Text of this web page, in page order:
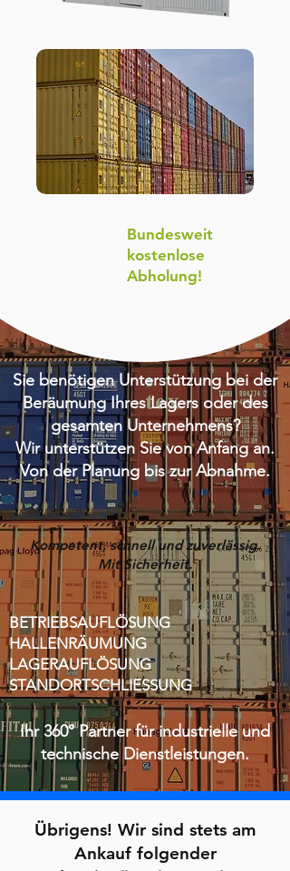
Bundesweit
kostenlose
Abholung!
Sie benötigen Unterstützung bei der
Beräumung Ihres Lagers oder des
gesamten Unternehmens?
Wir unterstützen Sie von Anfang an.
Von der Planung bis zur Abnahme.
Kompetent, schnell und zuverlässig.
Mit Sicherheit.
BETRIEBSAUFLÖSUNG
HALLENRÄUMUNG
LAGERAUFLÖSUNG
STANDORTSCHLIESSUNG
Ihr 360° Partner für industrielle und
technische Dienstleistungen.
Übrigens! Wir sind stets am
Ankauf folgender